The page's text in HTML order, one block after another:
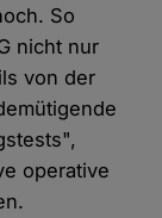
So
nicht nur
von der
operative